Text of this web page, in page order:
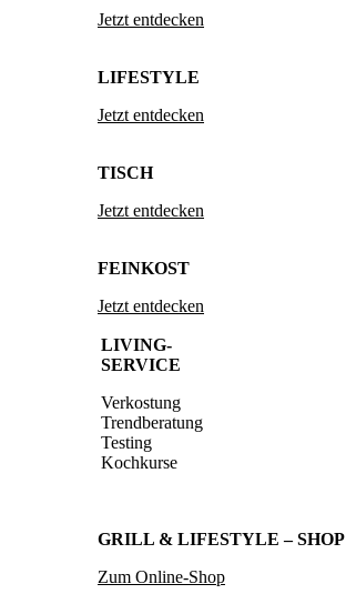
Jetzt entdecken
LIFESTYLE
Jetzt entdecken
TISCH
Jetzt entdecken
FEINKOST
Jetzt entdecken
LIVING-
SERVICE
Verkostung
Trendberatung
Testing
Kochkurse
GRILL & LIFESTYLE – SHOP
Zum Online-Shop